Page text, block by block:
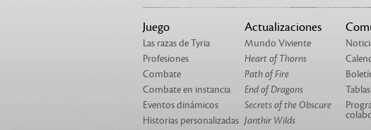
Juego
Las razas de Tyria
Profesiones
Combate
Combate en instancia
Eventos dinámicos
Historias personalizadas
Actualizaciones
Mundo Viviente
Heart of Thorns
Path of Fire
End of Dragons
Secrets of the Obscure
Janthir Wilds